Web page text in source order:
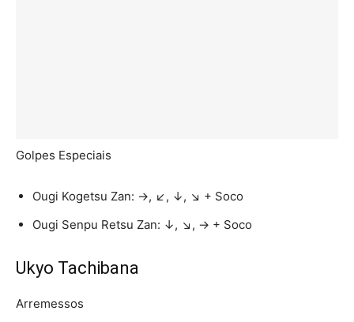
Golpes Especiais
Ougi Kogetsu Zan: →, ↙, ↓, ↘ + Soco
Ougi Senpu Retsu Zan: ↓, ↘, → + Soco
Ukyo Tachibana
Arremessos